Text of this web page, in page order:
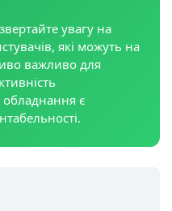
увагу на
які можуть на
важливо для
обладнання є